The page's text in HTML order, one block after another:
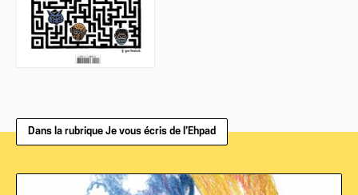
Dans la rubrique Je vous écris de l’Ehpad